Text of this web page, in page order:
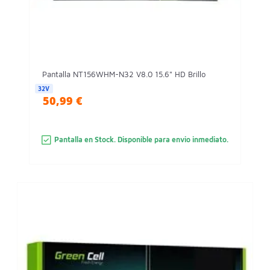
Pantalla NT156WHM-N32 V8.0 15.6" HD Brillo
32V
50,99 €
Pantalla en Stock. Disponible para envio inmediato.